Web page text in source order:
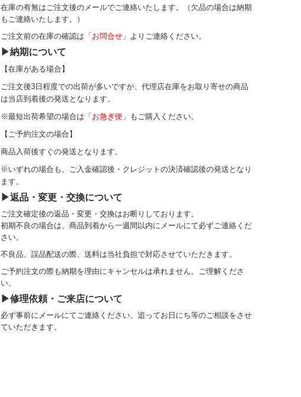
在庫の有無はご注文後のメールでご連絡いたします。（欠品の場合は納期
もご連絡いたします。）
ご注文前の在庫の確認は「 お問合せ」よりご連絡ください。
▶納期について
【在庫がある場合】
ご注文後3日程度での出荷が多いですが、代理店在庫をお取り寄せの商品
は当店到着後の発送となります。
※最短出荷希望の場合は「 お急ぎ便 」もご購入ください。
【ご予約注文の場合】
商品入荷後すぐの発送となります。
※いずれの場合も、ご入金確認後・クレジットの決済確認後の発送となり
ます。
▶返品・変更・交換について
ご注文確定後の返品・変更・交換はお断りしております。
初期不良の場合は、商品到着から一週間以内にメールにて必ずご連絡くだ
さい。
不良品、誤品配送の際、送料は当社負担で対応させていただきます。
ご予約注文の際も納期を理由にキャンセルは承れません。ご理解くださ
い。
▶修理依頼・ご来店について
必ず事前にメールにてご連絡ください。 追ってお日にち等のご相談をさせ
ていただきます。